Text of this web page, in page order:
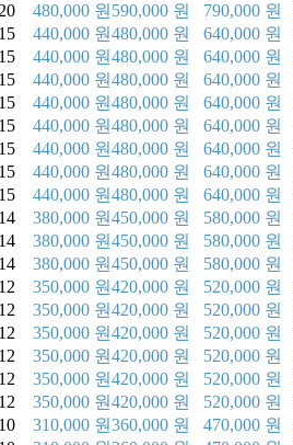
20 480,000 원 590,000 원 790,000 원
15 440,000 원480,000 원 640,000 원
15 440,000 원480,000 원 640,000 원
15 440,000 원480,000 원 640,000 원
15 440,000 원480,000 원 640,000 원
15 440,000 원480,000 원 640,000 원
15 440,000 원480,000 원 640,000 원
15 440,000 원480,000 원 640,000 원
15 440,000 원480,000 원 640,000 원
14 380,000 원450,000 원 580,000 원
14 380,000 원450,000 원 580,000 원
14 380,000 원450,000 원 580,000 원
12 350,000 원420,000 원 520,000 원
12 350,000 원420,000 원 520,000 원
12 350,000 원420,000 원 520,000 원
12 350,000 원420,000 원 520,000 원
12 350,000 원420,000 원 520,000 원
12 350,000 원420,000 원 520,000 원
10 310,000 원360,000 원 470,000 원